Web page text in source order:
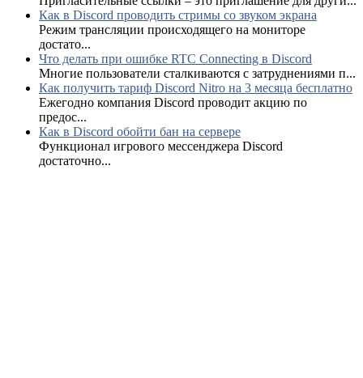
Как в Discord проводить стримы со звуком экрана
Режим трансляции происходящего на мониторе
достато...
Что делать при ошибке RTC Connecting в Discord
Многие пользователи сталкиваются с затруднениями п...
Как получить тариф Discord Nitro на 3 месяца бесплатно
Ежегодно компания Discord проводит акцию по
предос...
Как в Discord обойти бан на сервере
Функционал игрового мессенджера Discord
достаточно...